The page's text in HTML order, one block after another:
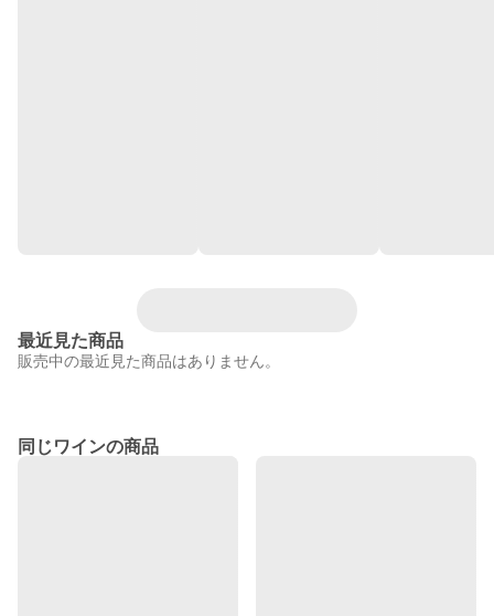
最近見た商品
販売中の最近見た商品はありません。
同じワインの商品